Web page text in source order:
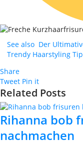
See also Der
Trendy Haarstyling
Share
Tweet Pin it
Related Posts
Rihanna bob
nachmachen